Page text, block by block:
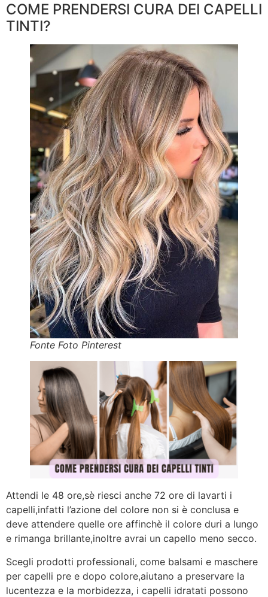
COME PRENDERSI CURA DEI CAPELLI
TINTI?
Fonte Foto Pinterest
Attendi le 48 ore,sè riesci anche 72 ore di lavarti i
capelli,infatti l’azione del colore non si è conclusa e
deve attendere quelle ore affinchè il colore duri a lungo
e rimanga brillante,inoltre avrai un capello meno secco.
Scegli prodotti professionali, come balsami e maschere
per capelli pre e dopo colore,aiutano a preservare la
lucentezza e la morbidezza, i capelli idratati possono